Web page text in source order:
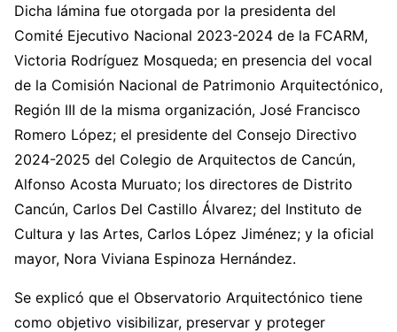
Dicha lámina fue otorgada por la presidenta del
Comité Ejecutivo Nacional 2023-2024 de la FCARM,
Victoria Rodríguez Mosqueda; en presencia del vocal
de la Comisión Nacional de Patrimonio Arquitectónico,
Región III de la misma organización, José Francisco
Romero López; el presidente del Consejo Directivo
2024-2025 del Colegio de Arquitectos de Cancún,
Alfonso Acosta Muruato; los directores de Distrito
Cancún, Carlos Del Castillo Álvarez; del Instituto de
Cultura y las Artes, Carlos López Jiménez; y la oficial
mayor, Nora Viviana Espinoza Hernández.
Se explicó que el Observatorio Arquitectónico tiene
como objetivo visibilizar, preservar y proteger